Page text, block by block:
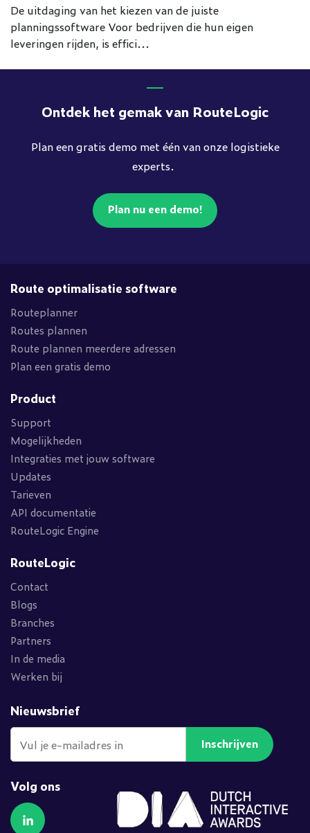
De uitdaging van het kiezen van de juiste
planningssoftware Voor bedrijven die hun eigen
leveringen rijden, is effici...
Ontdek het gemak van RouteLogic
Plan een gratis demo met één van onze logistieke
experts.
Plan nu een demo!
Route optimalisatie software
Routeplanner
Routes plannen
Route plannen meerdere adressen
Plan een gratis demo
Product
Support
Mogelijkheden
Integraties met jouw software
Updates
Tarieven
API documentatie
RouteLogic Engine
RouteLogic
Contact
Blogs
Branches
Partners
In de media
Werken bij
Nieuwsbrief
Inschrijven
Volg ons
Volg ons op LinkedIn